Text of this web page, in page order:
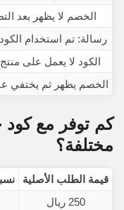
الخصم لا يظهر بعد
رسالة: تم استخدام
الكود لا يعمل على
الخصم يظهر ثم يختفي
كم توفر مع
مختلفة؟
قيمة الطلب الأصلية
250 ريال